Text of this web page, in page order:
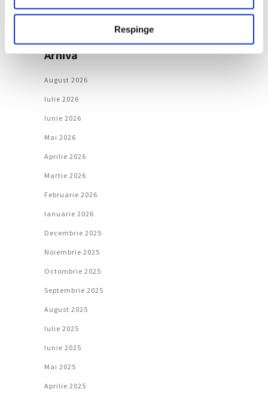
Respinge
Arhivă
August 2026
Iulie 2026
Iunie 2026
Mai 2026
Aprilie 2026
Martie 2026
Februarie 2026
Ianuarie 2026
Decembrie 2025
Noiembrie 2025
Octombrie 2025
Septembrie 2025
August 2025
Iulie 2025
Iunie 2025
Mai 2025
Aprilie 2025